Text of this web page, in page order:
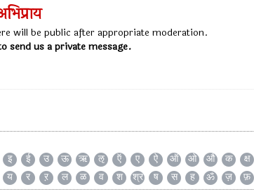
will be public after appropriate moderation.
send us a private message.
इ ई उ ऊ ऋ ऌ ऍ ए ऐ ऑ ओ औ क क्ष
य र ऱ ल ळ व श श्र ष स ह ॐ ज़ फ़